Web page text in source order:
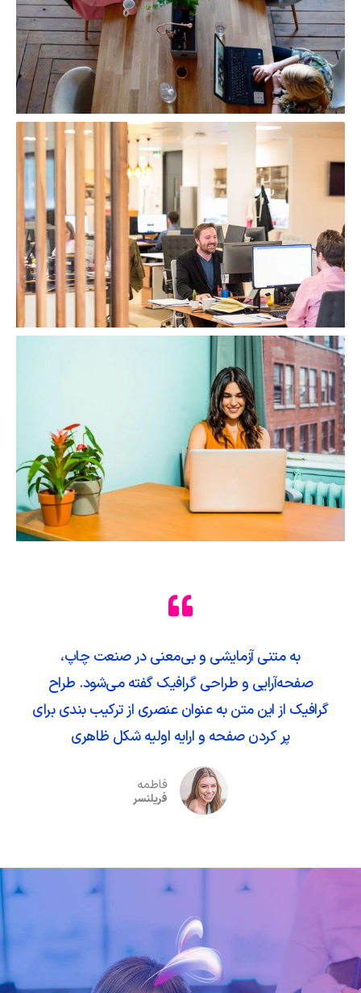
به متنی آزمایشی و بی‌معنی در صنعت چاپ،
صفحه‌آرایی و طراحی گرافیک گفته می‌شود. طراح
گرافیک از این متن به عنوان عنصری از ترکیب بندی برای
پر کردن صفحه و ارایه اولیه شکل ظاهری
فاطمه
فریلنسر